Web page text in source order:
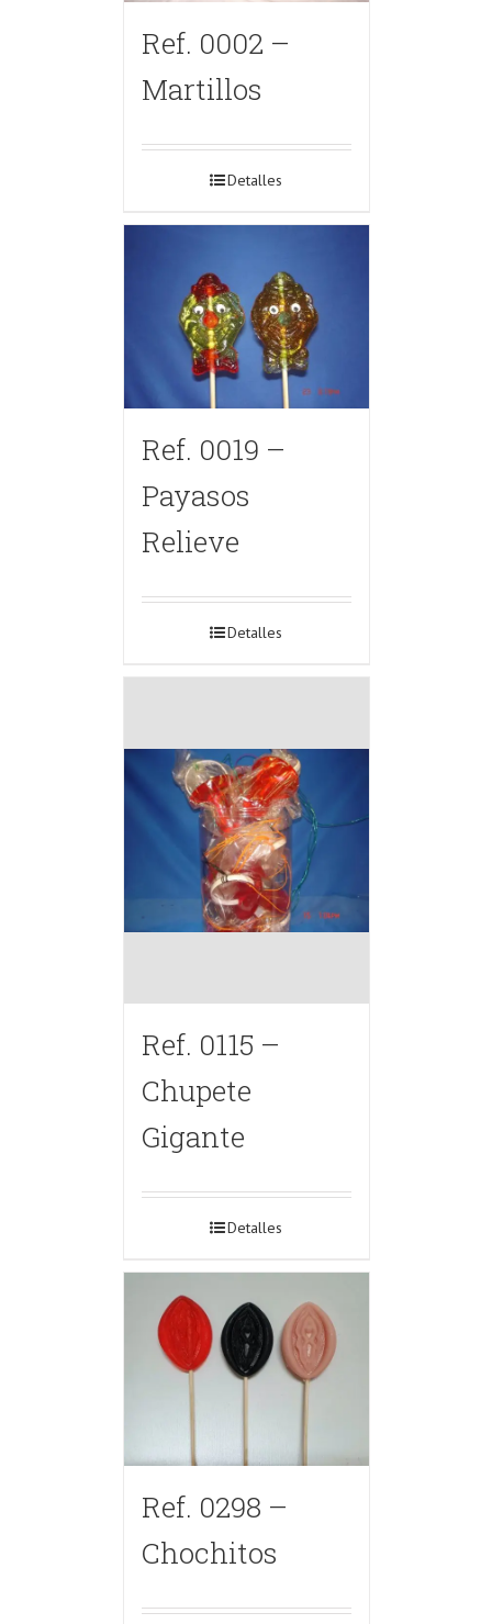
Ref. 0002 –
Martillos
Detalles
Ref. 0019 –
Payasos
Relieve
Detalles
Ref. 0115 –
Chupete
Gigante
Detalles
Ref. 0298 –
Chochitos